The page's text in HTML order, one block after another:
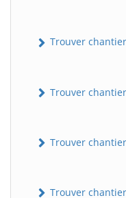
Trouver
Trouver
Trouver
Trouver